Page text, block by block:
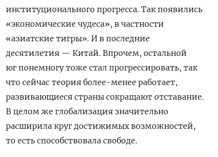
институционального прогресса. Так появились
«экономические чудеса», в частности
«азиатские тигры». И в последние
десятилетия — Китай. Впрочем, остальной
юг понемногу тоже стал прогрессировать, так
что сейчас теория более-менее работает,
развивающиеся страны сокращают отставание.
В целом же глобализация значительно
расширила круг достижимых возможностей,
то есть способствовала свободе.